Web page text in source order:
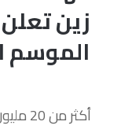
زين
الموسم
أكثر من 20 مليون جنيه سوداني قيمة جوائز المسابقة